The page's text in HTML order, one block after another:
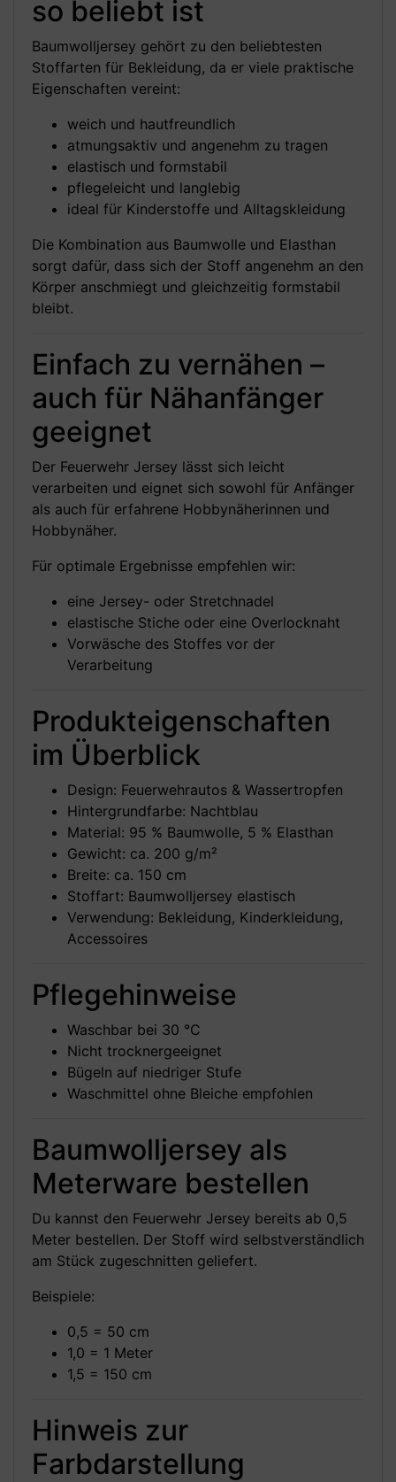
so beliebt ist
Baumwolljersey gehört zu den beliebtesten
Stoffarten für Bekleidung, da er viele praktische
Eigenschaften vereint:
weich und hautfreundlich
atmungsaktiv und angenehm zu tragen
elastisch und formstabil
pflegeleicht und langlebig
ideal für Kinderstoffe und Alltagskleidung
Die Kombination aus Baumwolle und Elasthan
sorgt dafür, dass sich der Stoff angenehm an den
Körper anschmiegt und gleichzeitig formstabil
bleibt.
Einfach zu vernähen –
auch für Nähanfänger
geeignet
Der Feuerwehr Jersey lässt sich leicht
verarbeiten und eignet sich sowohl für Anfänger
als auch für erfahrene Hobbynäherinnen und
Hobbynäher.
Für optimale Ergebnisse empfehlen wir:
eine Jersey- oder Stretchnadel
elastische Stiche oder eine Overlocknaht
Vorwäsche des Stoffes vor der
Verarbeitung
Produkteigenschaften
im Überblick
Design: Feuerwehrautos & Wassertropfen
Hintergrundfarbe: Nachtblau
Material: 95 % Baumwolle, 5 % Elasthan
Gewicht: ca. 200 g/m²
Breite: ca. 150 cm
Stoffart: Baumwolljersey elastisch
Verwendung: Bekleidung, Kinderkleidung,
Accessoires
Pflegehinweise
Waschbar bei 30 °C
Nicht trocknergeeignet
Bügeln auf niedriger Stufe
Waschmittel ohne Bleiche empfohlen
Baumwolljersey als
Meterware bestellen
Du kannst den Feuerwehr Jersey bereits ab 0,5
Meter bestellen. Der Stoff wird selbstverständlich
am Stück zugeschnitten geliefert.
Beispiele:
0,5 = 50 cm
1,0 = 1 Meter
1,5 = 150 cm
Hinweis zur
Farbdarstellung